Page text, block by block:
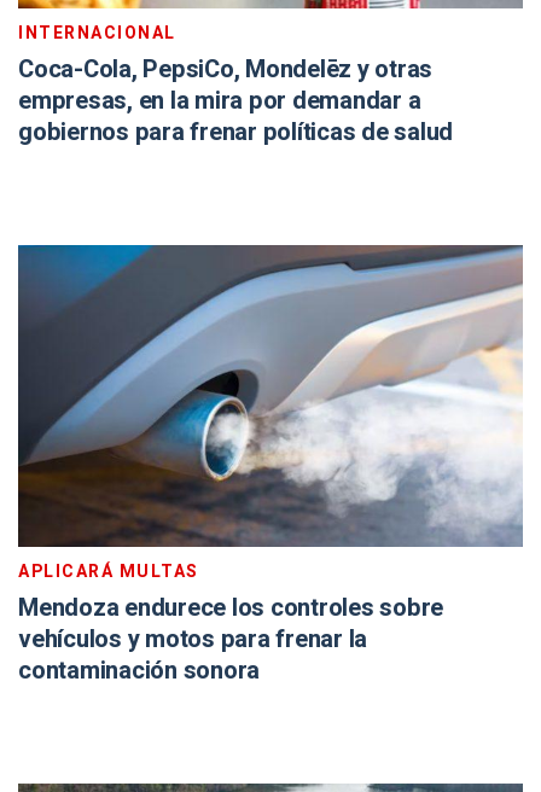
INTERNACIONAL
Coca-Cola, PepsiCo, Mondelēz y otras
empresas, en la mira por demandar a
gobiernos para frenar políticas de salud
APLICARÁ MULTAS
Mendoza endurece los controles sobre
vehículos y motos para frenar la
contaminación sonora